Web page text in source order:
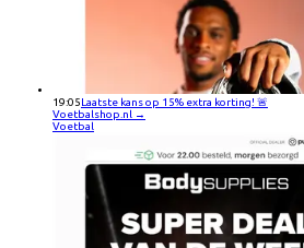
19:05Laatste kans op 15% extra korting! 🚨
Voetbalshop.nl →
Voetbal